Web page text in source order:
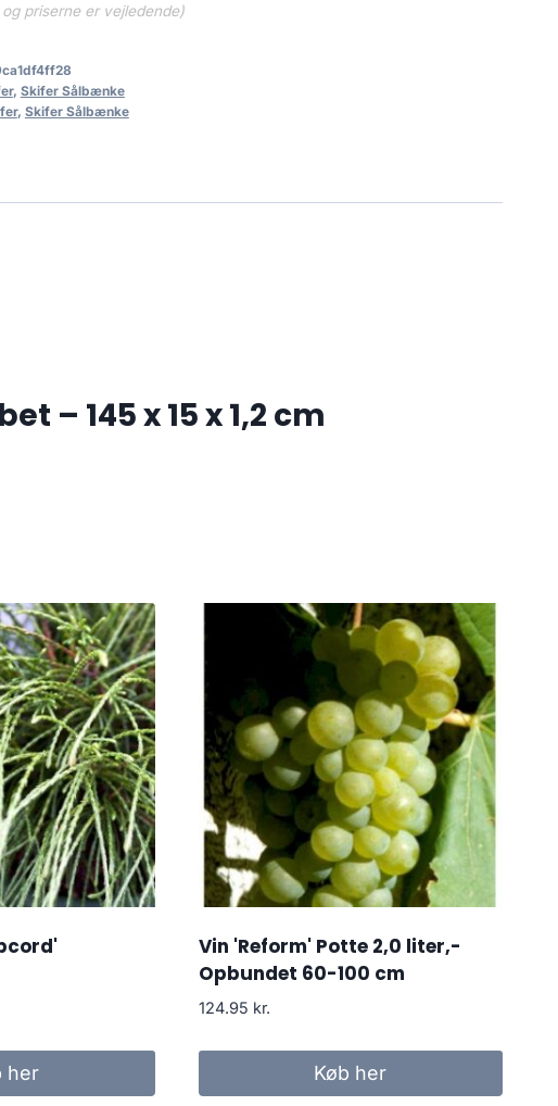
priserne er vejledende)
, Skifer Sålbænke
, Skifer Sålbænke
– 145 x 15 x 1,2 cm
her
Vin 'Reform' Potte 2,0 liter,-
Opbundet 60-100 cm
124.95 kr.
Køb her